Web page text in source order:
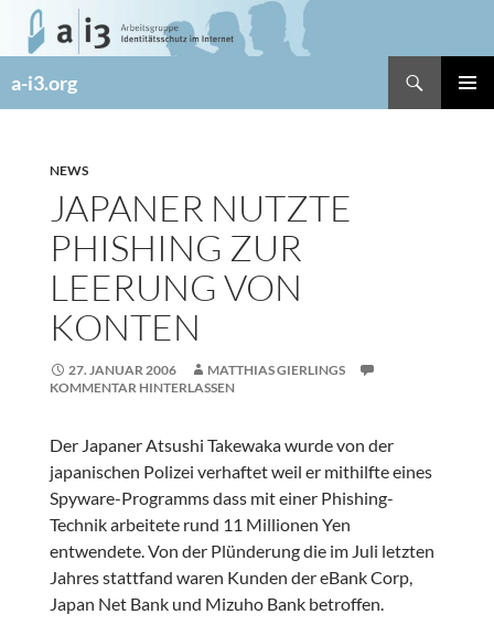
Zum
Inhalt
a-i3.org
NEWS
JAPANER NUTZTE
PHISHING ZUR
LEERUNG VON
KONTEN
27. JANUAR 2006
MATTHIAS GIERLINGS
KOMMENTAR HINTERLASSEN
Der Japaner Atsushi Takewaka wurde von der
japanischen Polizei verhaftet weil er mithilfte eines
Spyware-Programms dass mit einer Phishing-
Technik arbeitete rund 11 Millionen Yen
entwendete. Von der Plünderung die im Juli letzten
Jahres stattfand waren Kunden der eBank Corp,
Japan Net Bank und Mizuho Bank betroffen.